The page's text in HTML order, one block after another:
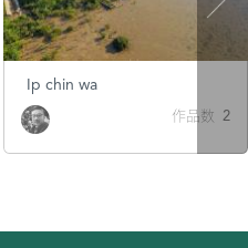
Ip chin wa
作品数 2